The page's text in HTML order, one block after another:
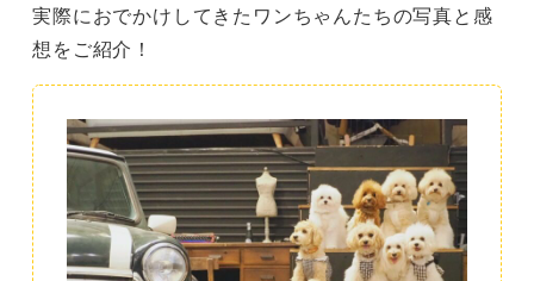
実際におでかけしてきたワンちゃんたちの写真と感
想をご紹介！